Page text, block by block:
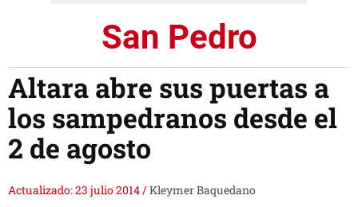
San Pedro
Altara abre sus puertas a
los sampedranos desde el
2 de agosto
Actualizado: 23 julio 2014/Kleymer Baquedano